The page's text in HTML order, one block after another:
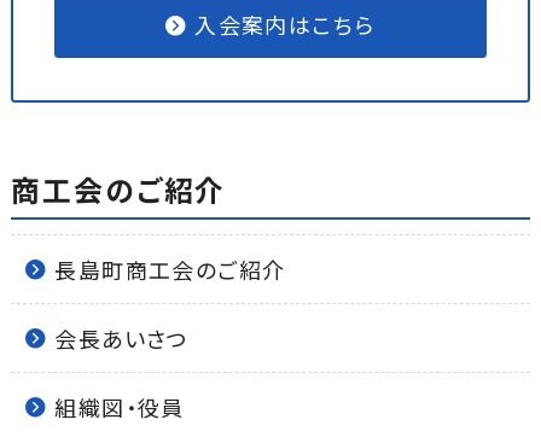
入会案内はこちら
商工会のご紹介
長島町商工会のご紹介
会長あいさつ
組織図・役員